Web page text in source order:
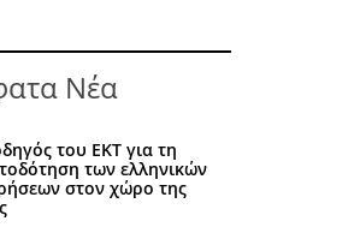
Νέα
του ΕΚΤ για τη
των ελληνικών
στον χώρο της